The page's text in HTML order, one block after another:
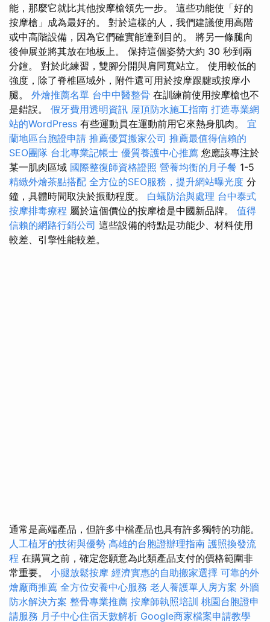
能，那麼它就比其他按摩槍領先一步。 這些功能使「好的
按摩槍」成為最好的。 對於這樣的人，我們建議使用高階
或中高階設備，因為它們確實能達到目的。 將另一條腿向
後伸展並將其放在地板上。 保持這個姿勢大約 30 秒到兩
分鐘。 對於此練習，雙腳分開與肩同寬站立。 使用較低的
強度，除了脊椎區域外，附件還可用於按摩跟腱或按摩小
腿。 外燴推薦名單 台中中醫整骨 在訓練前使用按摩槍也不
是錯誤。 假牙費用透明資訊 屋頂防水施工指南 打造專業網
站的WordPress 有些運動員在運動前用它來熱身肌肉。 宜
蘭地區台胞證申請 推薦優質搬家公司 推薦最值得信賴的
SEO團隊 台北專業記帳士 優質養護中心推薦 您應該專注於
某一肌肉區域 國際整復師資格證照 營養均衡的月子餐 1-5
精緻外燴茶點搭配 全方位的SEO服務，提升網站曝光度 分
鐘，具體時間取決於振動程度。 白蟻防治與處理 台中泰式
按摩排毒療程 屬於這個價位的按摩槍是中國新品牌。 值得
信賴的網路行銷公司 這些設備的特點是功能少、材料使用
較差、引擎性能較差。
通常是高端產品，但許多中檔產品也具有許多獨特的功能。
人工植牙的技術與優勢 高雄的台胞證辦理指南 護照換發流
程 在購買之前，確定您願意為此類產品支付的價格範圍非
常重要。 小腿放鬆按摩 經濟實惠的自助搬家選擇 可靠的外
燴廠商推薦 全方位安養中心服務 老人養護單人房方案 外牆
防水解決方案 整骨專業推薦 按摩師執照培訓 桃園台胞證申
請服務 月子中心住宿天數解析 Google商家檔案申請教學